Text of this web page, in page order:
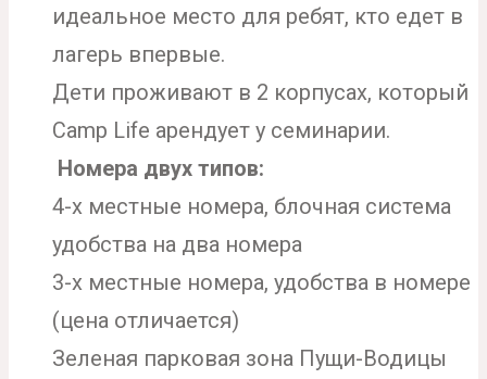
идеальное место для ребят, кто едет в
лагерь впервые.
Дети проживают в 2 корпусах, который
Camp Life арендует у семинарии.
Номера двух типов:
4-х местные номера, блочная система
удобства на два номера
3-х местные номера, удобства в номере
(цена отличается)
Зеленая парковая зона Пущи-Водицы